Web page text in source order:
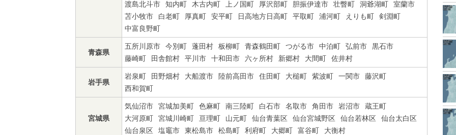
渡島北斗市
知内町 木古内町 上ノ国町 厚沢部町 胆振伊達市 壮瞥町 洞爺湖町
室蘭市
苫小牧市
白老町 厚真町 安平町 日高地方日高町 平取町 浦河町 えりも町
剣淵町
中富良野町
青森県
五所川原市 今別町 蓬田村 板柳町 青森鶴田町 つがる市 中泊町 弘前市
黒石市
藤崎町
田舎館村 平川市 十和田市 六ヶ所村 新郷村 大間町 佐井村
岩手県
岩泉町 田野畑村 大船渡市 陸前高田市 住田町 大槌町 紫波町 一関市
藤沢町
西和賀町
宮城県
気仙沼市 宮城加美町 色麻町 南三陸町 白石市 名取市 角田市 岩沼市
蔵王町
大河原町
宮城川崎町 亘理町 山元町 仙台青葉区 仙台宮城野区 仙台若林区
仙台太白区
仙台泉区
塩竈市 東松島市 松島町 利府町 大郷町 富谷町 大衡村